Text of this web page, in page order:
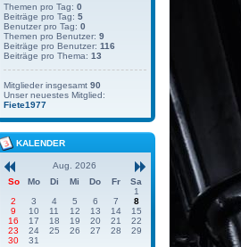
Themen pro Tag: 0
Beiträge pro Tag: 5
Benutzer pro Tag: 0
Themen pro Benutzer: 9
Beiträge pro Benutzer: 116
Beiträge pro Thema: 13
Mitglieder insgesamt 90
Unser neuestes Mitglied:
Fiete1977
KALENDER
Aug. 2026
So
Mo Di Mi Do Fr
Sa
1
2
3 4 5 6 7
8
9
10 11 12 13 14
15
16
17 18 19 20 21
22
23
24 25 26 27 28
29
30
31